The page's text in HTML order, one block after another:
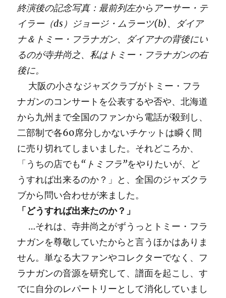
へ
終演後の記念写真：最前列左からアーサー・テ
イラー（ds）ジョージ・ムラーツ(b)、ダイア
ナ＆トミー・フラナガン、ダイアナの背後にい
るのが寺井尚之、私はトミー・フラナガンの右
後に。
大阪の小さなジャズクラブがトミー・フラ
ナガンのコンサートを公表するや否や、北海道
から九州まで全国のファンから電話が殺到し、
二部制で各60席分しかないチケットは瞬く間
に売り切れてしまいました。それどころか、
「うちの店でも“トミフラ”をやりたいが、ど
うすれば出来るのか？」と、全国のジャズクラ
ブから問い合わせが来ました。
「どうすれば出来たのか？」
…それは、寺井尚之がずうっとトミー・フラ
ナガンを尊敬していたからと言うほかはありま
せん。単なる大ファンやコレクターでなく、フ
ラナガンの音源を研究して、譜面を起こし、す
でに自分のレパートリーとして消化していまし